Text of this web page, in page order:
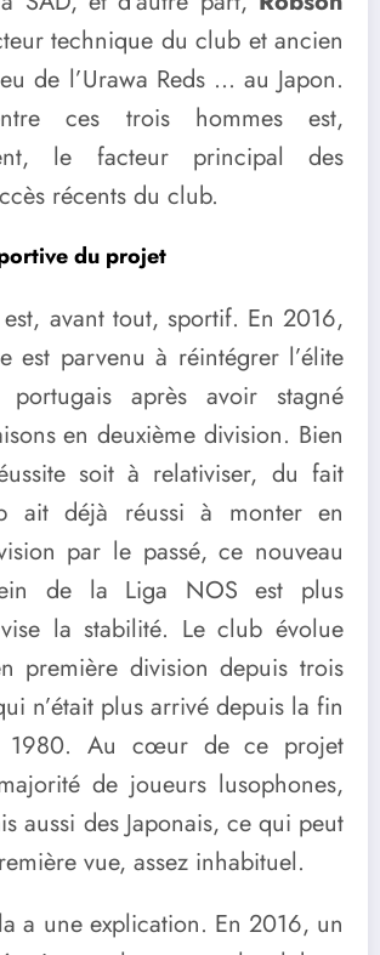
technique du club et ancien
de l’Urawa Reds … au Japon.
ces trois hommes est,
le facteur principal des
récents du club.
du projet
avant tout, sportif. En 2016,
est parvenu à réintégrer l’élite
après avoir stagné
en deuxième division. Bien
soit à relativiser, du fait
ait déjà réussi à monter en
par le passé, ce nouveau
de la Liga NOS est plus
la stabilité. Le club évolue
première division depuis trois
n’était plus arrivé depuis la fin
1980. Au cœur de ce projet
de joueurs lusophones,
aussi des Japonais, ce qui peut
vue, assez inhabituel.
a une explication. En 2016, un